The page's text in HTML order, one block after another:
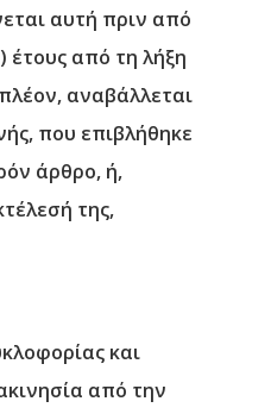
αυτή πριν από
έτους από τη λήξη
αναβάλλεται
που επιβλήθηκε
άρθρο, ή,
της,
και
από την